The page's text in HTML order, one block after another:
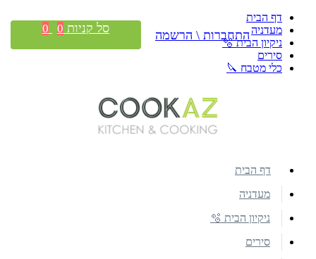
דף הבית
מעדניה
ניקיון הבית 🫧
סירים
כלי מטבח 🔪
התחברות \ הרשמה סל קניות 0
0
דף הבית
מעדניה
ניקיון הבית 🫧
סירים